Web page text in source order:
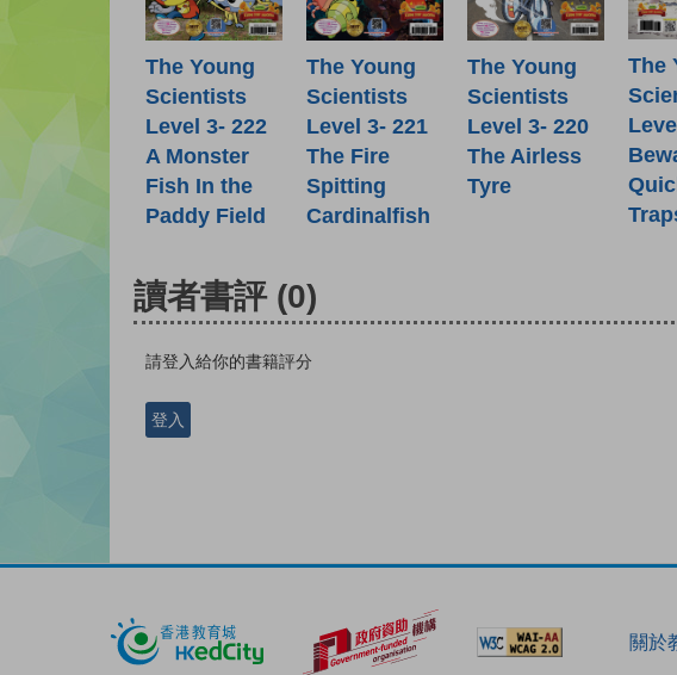
The Young
Scientists
Level 3- 222
A Monster
Fish In the
Paddy Field
The Young
Scientists
Level 3- 221
The Fire
Spitting
Cardinalfish
The Young
Scientists
Level 3- 220
The Airless
Tyre
The
讀者書評 (0)
請登入給你的書籍評分
登入
關於